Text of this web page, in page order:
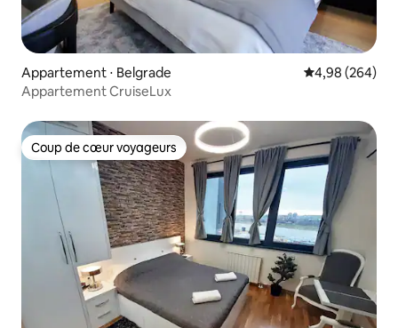
Appartement ⋅ Belgrade Évaluation
4,98 (264)
Appartement CruiseLux
Coup de cœur voyageurs
Coup de cœur voyageurs